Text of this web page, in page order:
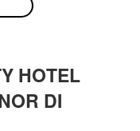
HOTEL
DI